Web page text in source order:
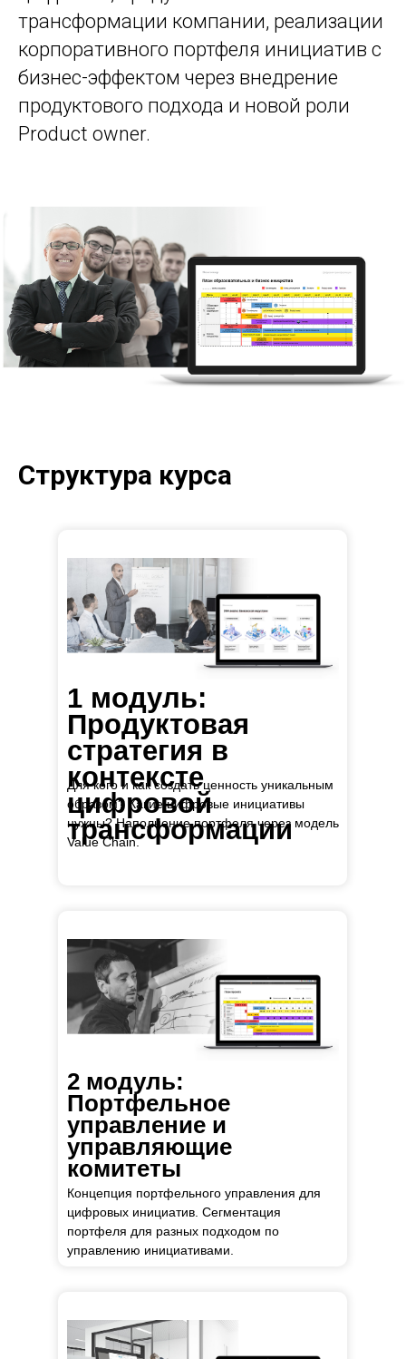
трансформации компании, реализации
корпоративного портфеля инициатив с
бизнес-эффектом через внедрение
продуктового подхода и новой роли
Product owner.
Структура курса
1 модуль:
Продуктовая
стратегия в
контексте
цифровой
трансформации
Для кого и как создать ценность уникальным
образом? Какие цифровые инициативы
нужны? Наполнение портфеля через модель
Value Chain.
2 модуль:
Портфельное
управление и
управляющие
комитеты
Концепция портфельного управления для
цифровых инициатив. Сегментация
портфеля для разных подходом по
управлению инициативами.